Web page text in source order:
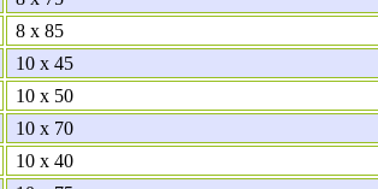
8 x 85
10 x 45
10 x 50
10 x 70
10 x 40